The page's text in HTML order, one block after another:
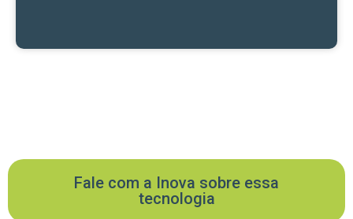
Fale com a Inova sobre essa
tecnologia